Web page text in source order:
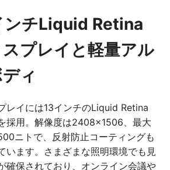
ンチLiquid Retina
プレイと軽量アル
ィ
レイには13インチのLiquid Retina
採用。解像度は2408×1506、最大
ニトで、反射防止コーティングも
います。さまざまな照明環境でも見
確保されており、オンライン会議や